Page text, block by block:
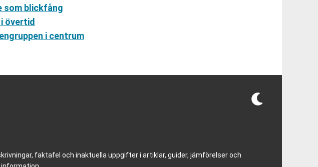
som blickfång
övertid
i centrum
faktafel och inaktuella uppgifter i artiklar, guider, jämförelser och